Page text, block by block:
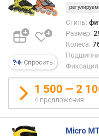
у
п
е
о
ж
е
н
и
й
Спросить
Стиль:
Размер:
Колеса:
Фиксация
1 500 — 2
4 предложения
Micro